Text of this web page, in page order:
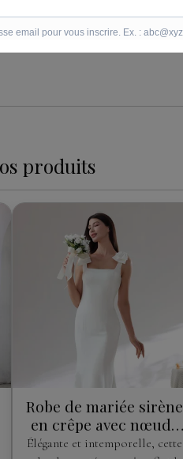
est incroyable. La coupe met ...
produits
Robe de mariée sirène
en crêpe avec nœuds
aux épaules
Élégante et intemporelle, cette